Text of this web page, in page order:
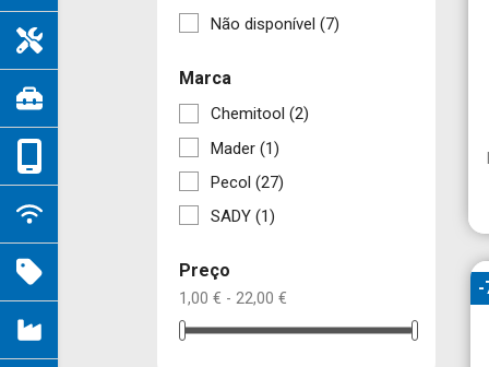
Não disponível (7)
Marca
Chemitool (2)
Mader (1)
Pecol (27)
SADY (1)
Preço
1,00 € - 22,00 €
-